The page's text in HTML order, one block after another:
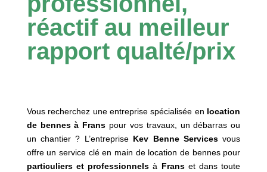
réactif au meilleur
rapport qualté/prix
Vous recherchez une entreprise spécialisée en location
de bennes à Frans pour vos travaux, un débarras ou
un chantier ? L’entrepriseKev Benne Servicesvous
offre un service clé en main de location de bennes pour
particuliers et professionnels à Franset dans toute